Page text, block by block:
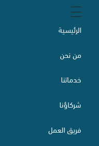
الرئيسية
من نحن
خدماتنا
التقاضي والسبل
شركاؤنا
فريق العمل